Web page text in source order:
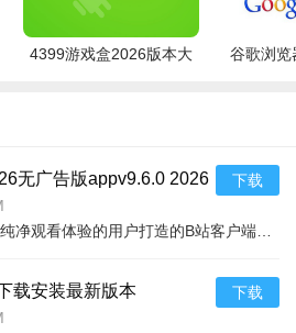
4399游戏盒2026版本大
谷歌浏览
无广告版appv9.6.0 2026
下载
载安装最新版本
2026手机版
下载